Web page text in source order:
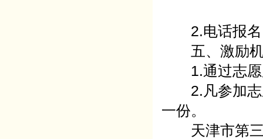
2.电话报名
五、激励
1.通过志愿
2.凡参加志
一份。
天津市第三